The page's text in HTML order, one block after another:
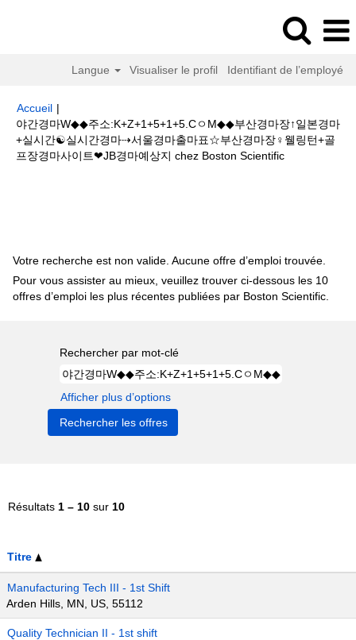
Langue Visualiser le profil Identifiant de l’employé
Accueil |
야간경마W◆◆주소:K+Z+1+5+1+5.CㅇM◆◆부산경마장↑일본경마
+실시간☯실시간경마⇢서울경마출마표☆부산경마장♀웰링턴+골
프장경마사이트❤JB경마예상지 chez Boston Scientific(page
Votre recherche est non valide. Aucune offre d’emploi trouvée.
Pour vous assister au mieux, veuillez trouver ci-dessous les 10
offres d’emploi les plus récentes publiées par Boston Scientific.
Rechercher par mot-clé
Afficher plus d’options
Résultats 1 – 10 sur 10
Titre
Manufacturing Tech III - 1st Shift
Arden Hills, MN, US, 55112
Quality Technician II - 1st shift